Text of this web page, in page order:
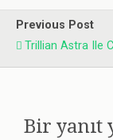
Previous Post
Trillian Astra Ile
Bir yanıt